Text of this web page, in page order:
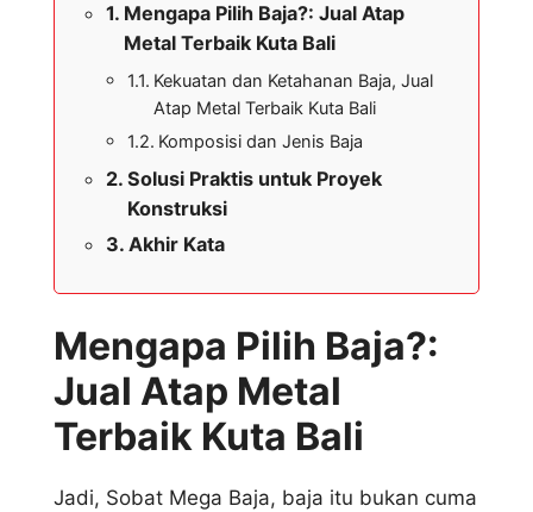
Mengapa Pilih Baja?: Jual Atap
Metal Terbaik Kuta Bali
Kekuatan dan Ketahanan Baja, Jual
Atap Metal Terbaik Kuta Bali
Komposisi dan Jenis Baja
Solusi Praktis untuk Proyek
Konstruksi
Akhir Kata
Mengapa Pilih Baja?:
Jual Atap Metal
Terbaik Kuta Bali
Jadi, Sobat Mega Baja, baja itu bukan cuma